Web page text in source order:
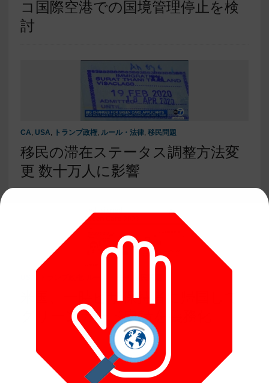
コ国際空港での国境管理停止を検
討
CA, USA, トランプ政権, ルール・法律, 移民問題
移民の滞在ステータス調整方法変
更 数十万人に影響
米国、一時ビザ保持者に帰国して
グリーンカード申請を義務化